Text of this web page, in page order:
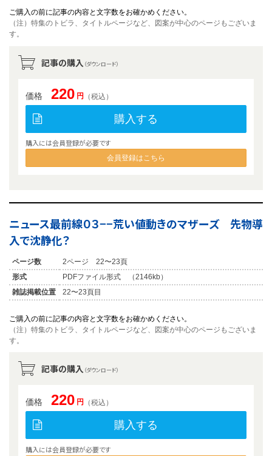
ご購入の前に記事の内容と文字数をお確かめください。
（注）特集のトビラ、タイトルページなど、図案が中心のページもございま
す。
記事の購入 （ダウンロード）
価格 220 円 （税込）
購入する
購入には会員登録が必要です
会員登録はこちら
ニュース最前線０３−−荒い値動きのマザーズ 先物導
入で沈静化？
ページ数
2ページ 22〜23頁
形式
PDFファイル形式 （2146kb）
雑誌掲載位置
22〜23頁目
ご購入の前に記事の内容と文字数をお確かめください。
（注）特集のトビラ、タイトルページなど、図案が中心のページもございま
す。
記事の購入 （ダウンロード）
価格 220 円 （税込）
購入する
購入には会員登録が必要です